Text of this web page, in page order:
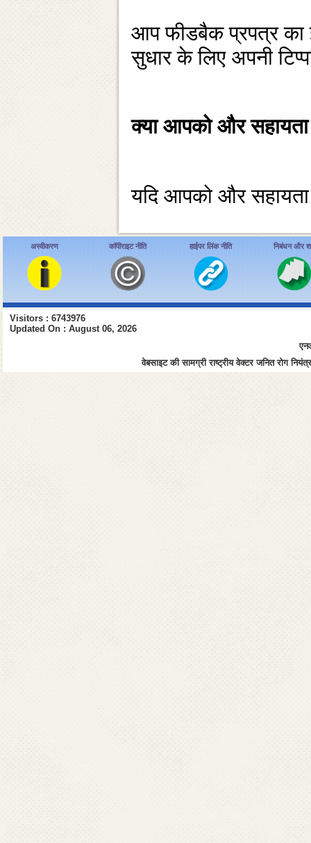
आप फीडबैक प्रपत्र का
सुधार के लिए अपनी
क्‍या आपको और सहायता
यदि आपको और
अस्वीकरण कॉपीराइट नीति हाईपर लिंक नीति निबंधन और
Visitors : 6743976
Updated On : August 06, 2026
वेबसाइट की सामग्री राष्ट्रीय वेक्टर जनित रोग